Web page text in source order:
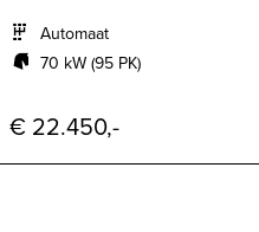
Automaat
70 kW (95 PK)
€ 22.450,-